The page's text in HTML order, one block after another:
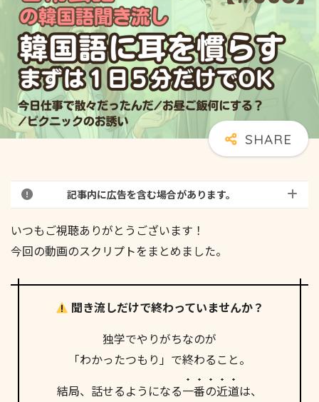
記事内に広告を含む場合があります。
いつもご視聴ありがとうございます！
今回の動画のスクリプトをまとめました。
聞き流しだけで終わっていませんか？
独学でやりがちなのが
「わかったつもり」で終わること。
結局、話せるようになる一番の近道は、